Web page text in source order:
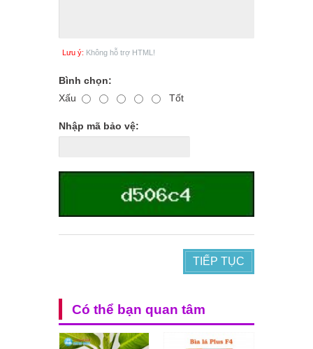
Lưu ý: Không hỗ trợ HTML!
Bình chọn:
Xấu
Tốt
Nhập mã bảo vệ:
TIẾP TỤC
Có thể bạn quan tâm